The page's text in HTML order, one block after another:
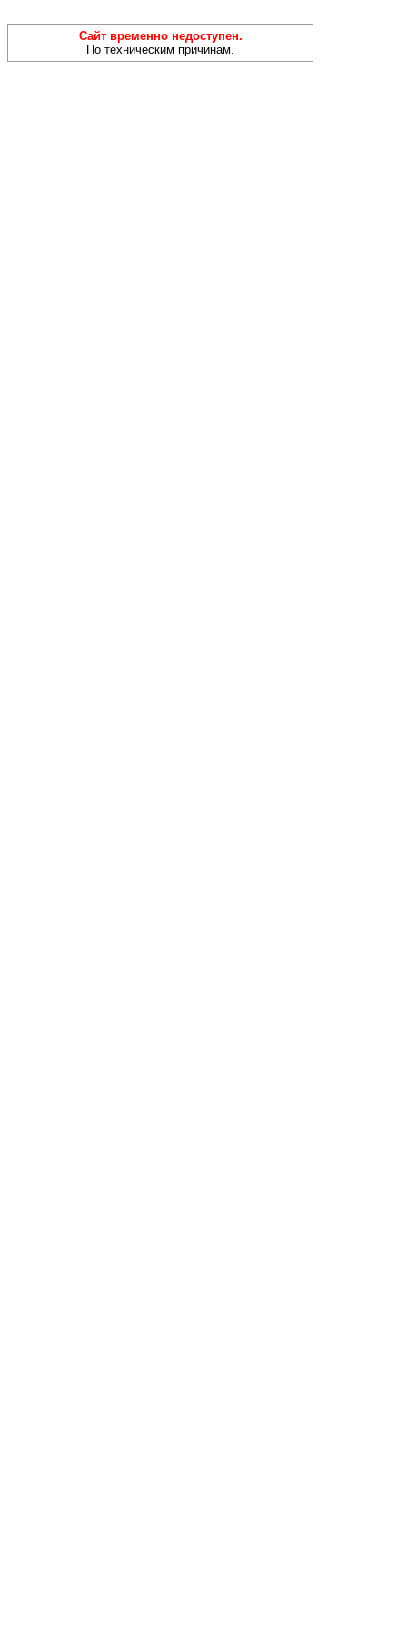
Сайт временно недоступен.
По техническим причинам.